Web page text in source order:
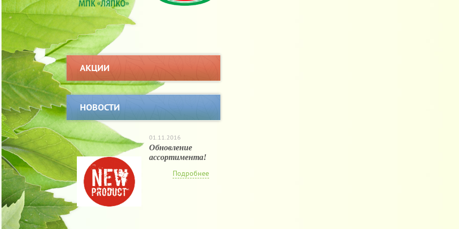
АКЦИИ
НОВОСТИ
01.11.2016
Обновление
ассортимента!
Подробнее